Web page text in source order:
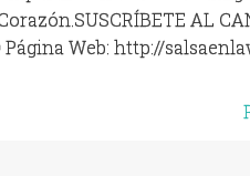
AL
Web: http://